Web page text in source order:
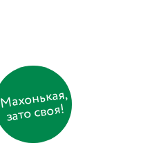
Махонькая,
зато своя!